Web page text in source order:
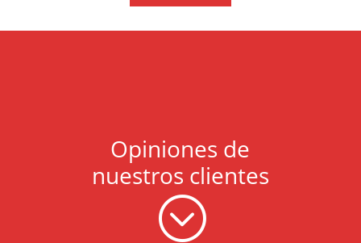
Opiniones de
nuestros clientes
;